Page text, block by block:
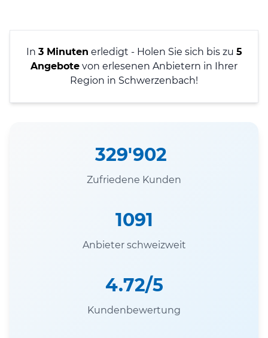
In 3 Minuten erledigt - Holen Sie sich bis zu 5
Angebote von erlesenen Anbietern in Ihrer
Region in Schwerzenbach!
329'902
Zufriedene Kunden
1091
Anbieter schweizweit
4.72/5
Kundenbewertung